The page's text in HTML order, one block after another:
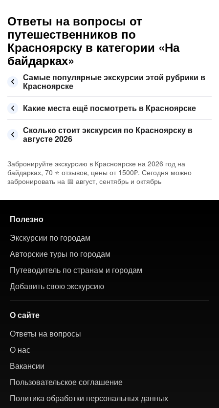
Ответы на вопросы от
путешественников по
Красноярску в категории «На
байдарках»
Самые популярные экскурсии этой рубрики в
Красноярске
Какие места ещё посмотреть в Красноярске
Сколько стоит экскурсия по Красноярску в
августе 2026
Забронируйте экскурсию в Красноярске на 2026 год на
байдарках, 70 ⭐ отзывов, цены от 1500₽. Сегодня можно
забронировать на 📅 август, сентябрь и октябрь
Полезно
Экскурсии по городам
Авторские туры по городам
Путеводитель по странам и городам
Добавить свою экскурсию
О сайте
Ответы на вопросы
О нас
Вакансии
Пользовательское соглашение
Политика обработки персональных данных